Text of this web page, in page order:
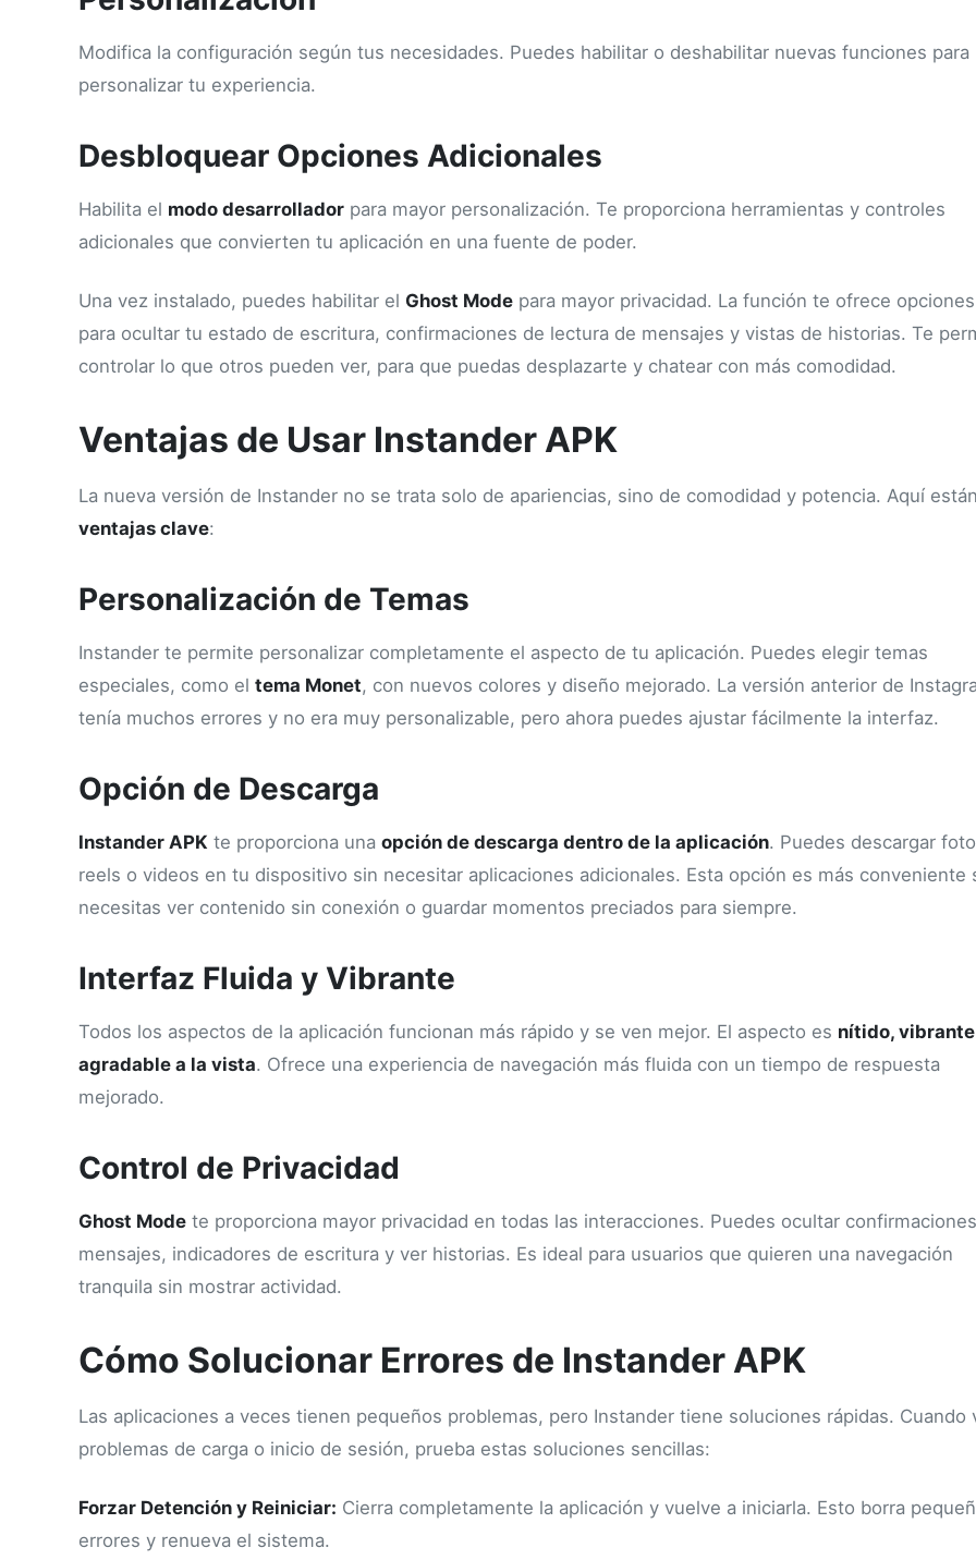
Modifica la configuración según tus necesidades. Puedes habilitar o deshabilitar nuevas funciones para
personalizar tu experiencia.
Desbloquear Opciones Adicionales
Habilita el modo desarrollador para mayor personalización. Te proporciona herramientas y controles
adicionales que convierten tu aplicación en una fuente de poder.
Una vez instalado, puedes habilitar el Ghost Mode para mayor privacidad. La función te ofrece opciones
para ocultar tu estado de escritura, confirmaciones de lectura de mensajes y vistas de historias. Te
controlar lo que otros pueden ver, para que puedas desplazarte y chatear con más comodidad.
Ventajas de Usar Instander APK
La nueva versión de Instander no se trata solo de apariencias, sino de comodidad y potencia. Aquí
ventajas clave:
Personalización de Temas
Instander te permite personalizar completamente el aspecto de tu aplicación. Puedes elegir temas
especiales, como el tema Monet, con nuevos colores y diseño mejorado. La versión anterior de
tenía muchos errores y no era muy personalizable, pero ahora puedes ajustar fácilmente la interfaz.
Opción de Descarga
Instander APK te proporciona una opción de descarga dentro de la aplicación. Puedes descargar
reels o videos en tu dispositivo sin necesitar aplicaciones adicionales. Esta opción es más conveniente
necesitas ver contenido sin conexión o guardar momentos preciados para siempre.
Interfaz Fluida y Vibrante
Todos los aspectos de la aplicación funcionan más rápido y se ven mejor. El aspecto es nítido,
agradable a la vista. Ofrece una experiencia de navegación más fluida con un tiempo de respuesta
mejorado.
Control de Privacidad
Ghost Mode te proporciona mayor privacidad en todas las interacciones. Puedes ocultar
mensajes, indicadores de escritura y ver historias. Es ideal para usuarios que quieren una navegación
tranquila sin mostrar actividad.
Cómo Solucionar Errores de Instander APK
Las aplicaciones a veces tienen pequeños problemas, pero Instander tiene soluciones rápidas. Cuando
problemas de carga o inicio de sesión, prueba estas soluciones sencillas:
Forzar Detención y Reiniciar: Cierra completamente la aplicación y vuelve a iniciarla. Esto borra
errores y renueva el sistema.